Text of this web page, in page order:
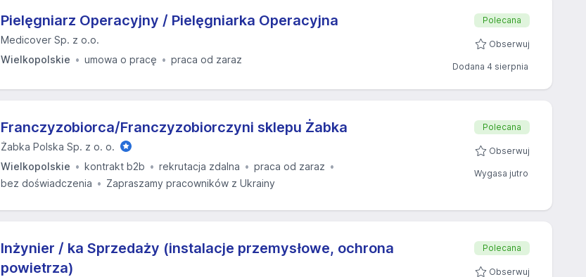
Pielęgniarz Operacyjny / Pielęgniarka Operacyjna
Medicover Sp. z o.o.
Wielkopolskie
umowa o pracę praca od zaraz
Polecana
Obserwuj
Dodana 4 sierpnia
Franczyzobiorca/Franczyzobiorczyni sklepu Żabka
Żabka Polska Sp. z o. o.
Wielkopolskie
kontrakt b2b rekrutacja zdalna
praca od zaraz
bez doświadczenia
Zapraszamy pracowników z Ukrainy
Polecana
Obserwuj
Wygasa jutro
Inżynier / ka Sprzedaży (instalacje przemysłowe, ochrona
powietrza)
Polecana
Obserwuj